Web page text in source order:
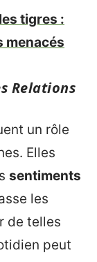
tigres :
menacés
Relations
un rôle
Elles
sentiments
les
de telles
peut